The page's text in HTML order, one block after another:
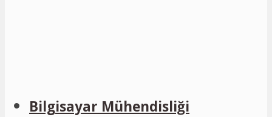
Bilgisayar Mühendisliği